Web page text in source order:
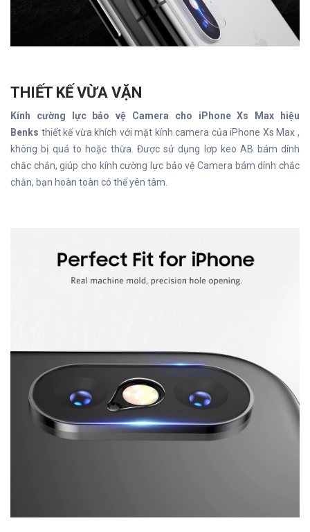
THIẾT KẾ VỪA VẶN
Kính cường lực bảo vệ Camera cho iPhone Xs Max hiệu
Benks thiết kế vừa khích với mặt kính camera của iPhone Xs Max ,
không bị quá to hoặc thừa. Được sử dụng lơp keo AB bám dính
chắc chắn, giúp cho kính cường lực bảo vệ Camera bám dính chắc
chắn, bạn hoàn toàn có thể yên tâm.